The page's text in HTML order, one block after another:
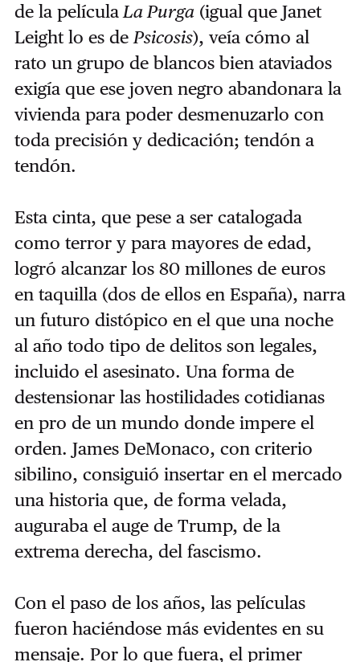
de la películaLa Purga(igual que Janet
Leight lo es de Psicosis), veía cómo al
rato un grupo de blancos bien ataviados
exigía que ese joven negro abandonara la
vivienda para poder desmenuzarlo con
toda precisión y dedicación; tendón a
tendón.
Esta cinta, que pese a ser catalogada
como terror y para mayores de edad,
logró alcanzar los 80 millones de euros
en taquilla (dos de ellos en España), narra
un futuro distópico en el que una noche
al año todo tipo de delitos son legales,
incluido el asesinato. Una forma de
destensionar las hostilidades cotidianas
en pro de un mundo donde impere el
orden. James DeMonaco, con criterio
sibilino, consiguió insertar en el mercado
una historia que, de forma velada,
auguraba el auge de Trump, de la
extrema derecha, del fascismo.
Con el paso de los años, las películas
fueron haciéndose más evidentes en su
mensaje. Por lo que fuera, el primer